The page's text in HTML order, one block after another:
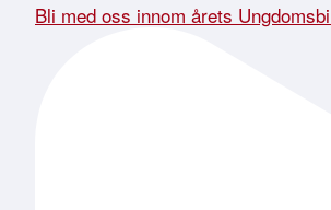
Bli med oss innom årets